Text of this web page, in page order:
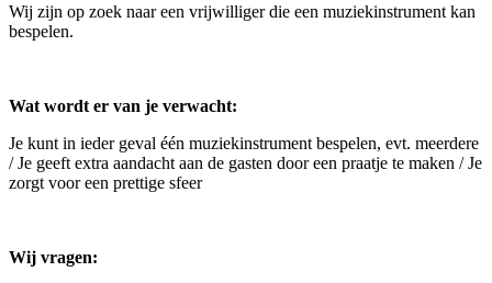
Wij zijn op zoek naar een vrijwilliger die een muziekinstrument kan
bespelen.
Wat wordt er van je verwacht:
Je kunt in ieder geval één muziekinstrument bespelen, evt. meerdere
/ Je geeft extra aandacht aan de gasten door een praatje te maken / Je
zorgt voor een prettige sfeer
Wij vragen: